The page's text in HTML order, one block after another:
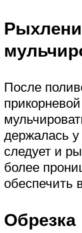
После
держалась
следует и
более
обеспечить
Обрезка